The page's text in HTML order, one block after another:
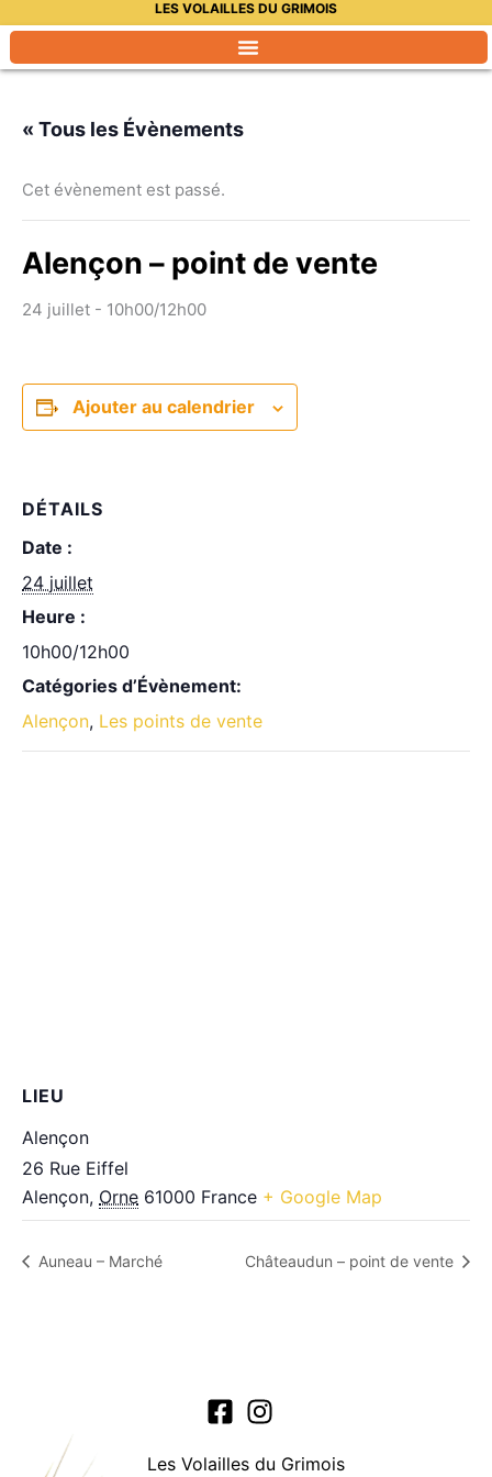
contenu
LES VOLAILLES DU GRIMOIS
« Tous les Évènements
Cet évènement est passé.
Alençon – point de vente
24 juillet - 10h00/12h00
Ajouter au calendrier
DÉTAILS
Date :
24 juillet
Heure :
10h00/12h00
Catégories d’Évènement:
Alençon, Les points de vente
LIEU
Alençon
26 Rue Eiffel
Alençon, Orne 61000 France + Google Map
Auneau – Marché Châteaudun – point de vente
Les Volailles du Grimois